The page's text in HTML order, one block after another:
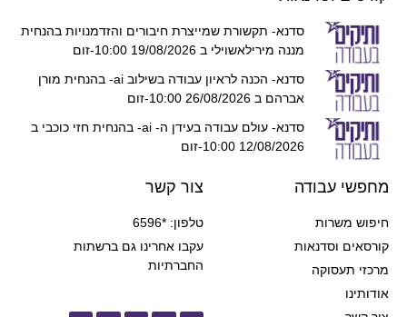
תקשורת שמייצרת חיבורים והזדמנויות בהנחית
ב 19/08/2026 10:00-זום
סדנא- הכנה לראיון עבודה בשילוב ai- בהנחית מורן
2026 10:00-זום
סדנא- עולם עבודה בעידן ה- ai- בהנחית חזי כוכבי ב
10:00-זום
צור קשר
טלפון: *6596
עקבו אחרינו גם ברשתות
החברתיות